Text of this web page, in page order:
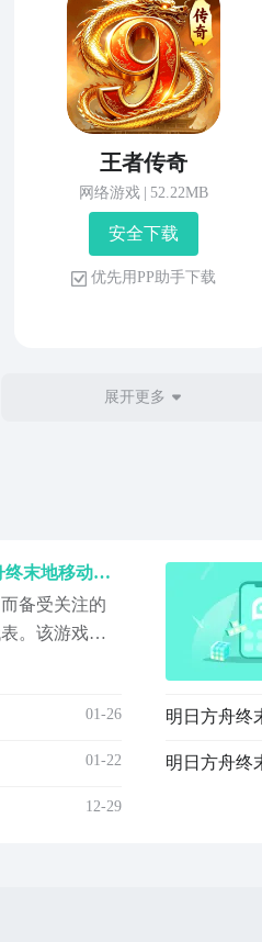
王者传奇
网络游戏 52.22MB
安 全 下 载
优 先 用 P P 助 手 下 载
展开更多
明日方舟终末地有游戏手机版吗 明日方舟终末地移动端下载入口及平台适配说明
备受关注的
。该游戏已
移动双端、
可通过九游01-26
01-22
12-29
明日方舟终